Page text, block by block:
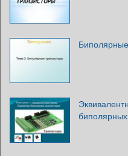
биполярных